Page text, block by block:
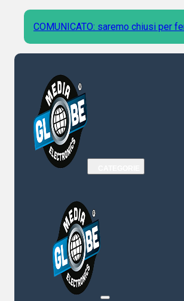
COMUNICATO: saremo chiusi per
Agosto